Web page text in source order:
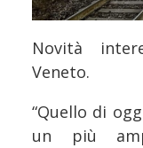
Novità
Veneto.
“Quello di
un più